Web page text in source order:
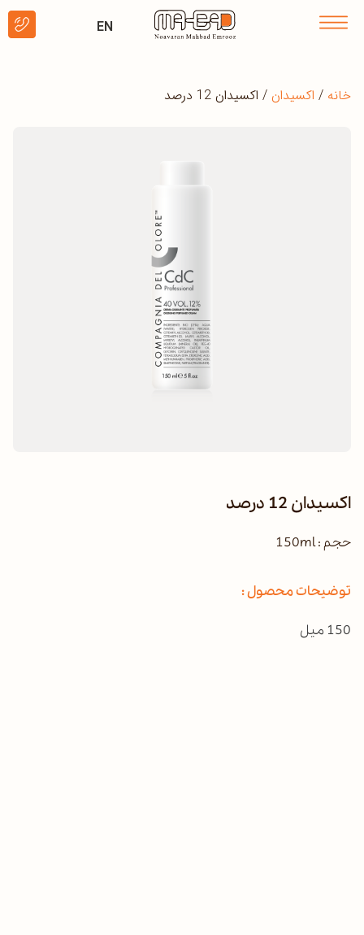
EN
خانه / اکسیدان / اکسیدان 12 درصد
اکسیدان 12 درصد
حجم : 150ml
توضیحات محصول :
150 میل